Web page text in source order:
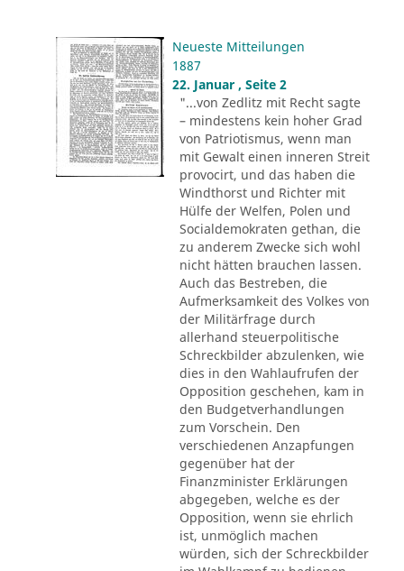
Neueste Mitteilungen
1887
22. Januar , Seite 2
"...von Zedlitz mit Recht sagte
– mindestens kein hoher Grad
von Patriotismus, wenn man
mit Gewalt einen inneren Streit
provocirt, und das haben die
Windthorst und Richter mit
Hülfe der Welfen, Polen und
Socialdemokraten gethan, die
zu anderem Zwecke sich wohl
nicht hätten brauchen lassen.
Auch das Bestreben, die
Aufmerksamkeit des Volkes von
der Militärfrage durch
allerhand steuerpolitische
Schreckbilder abzulenken, wie
dies in den Wahlaufrufen der
Opposition geschehen, kam in
den Budgetverhandlungen
zum Vorschein. Den
verschiedenen Anzapfungen
gegenüber hat der
Finanzminister Erklärungen
abgegeben, welche es der
Opposition, wenn sie ehrlich
ist, unmöglich machen
würden, sich der Schreckbilder